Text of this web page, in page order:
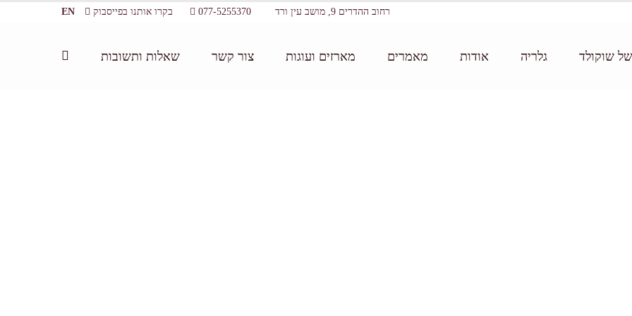
רחוב ההדרים 9, מושב עין ורד 077-5255370 בקרו אותנו בפייסבוק EN
שוקולד גלריה אודות מאמרים מארזים ועוגות צור קשר שאלות ותשובות